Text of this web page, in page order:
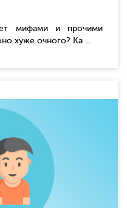
мифами и прочими
хуже очного? Ка ...